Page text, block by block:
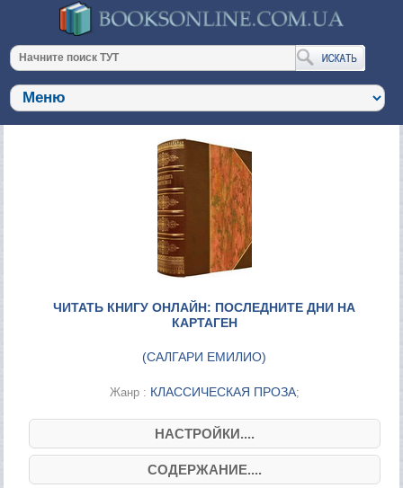
ЧИТАТЬ КНИГУ ОНЛАЙН: ПОСЛЕДНИТЕ ДНИ НА
КАРТАГЕН
(САЛГАРИ ЕМИЛИО)
Жанр : КЛАССИЧЕСКАЯ ПРОЗА;
НАСТРОЙКИ....
СОДЕРЖАНИЕ....